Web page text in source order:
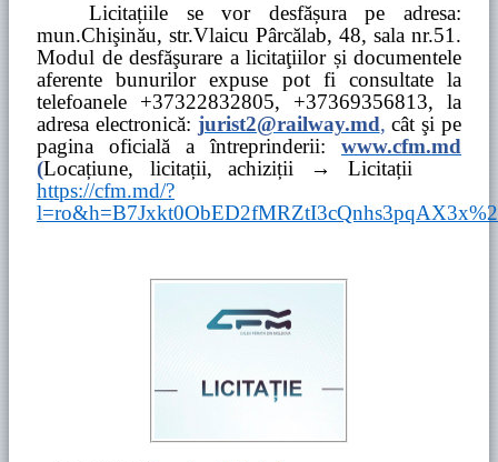
Licitațiile se vor desfășura pe adresa:
mun.Chişinău, str.Vlaicu Pârcălab, 48, sala nr.51.
Modul de desfăşurare a licitaţiilor și documentele
aferente bunurilor expuse pot fi consultate la
telefoanele +37322832805, +37369356813, la
adresa electronică: jurist2@railway.md, cât şi pe
pagina oficială a întreprinderii:
www.cfm.md
(Locațiune, licitații, achiziții → Licitații
https://cfm.md/?